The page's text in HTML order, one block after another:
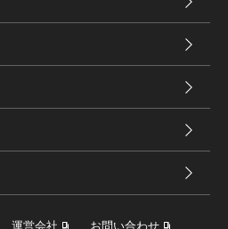
運営会社 お問い合わせ